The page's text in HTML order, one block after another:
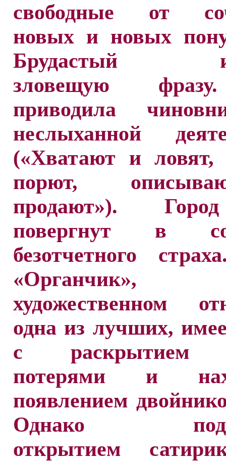
свободные от
новых и новых
Брудастый
зловещую
приводила
неслыханной
(«Хватают и ловят,
порют,
продают»).
повергнут в
безотчетного
художественном
одна из лучших,
с раскрытием
потерями и
появлением
Однако
открытием